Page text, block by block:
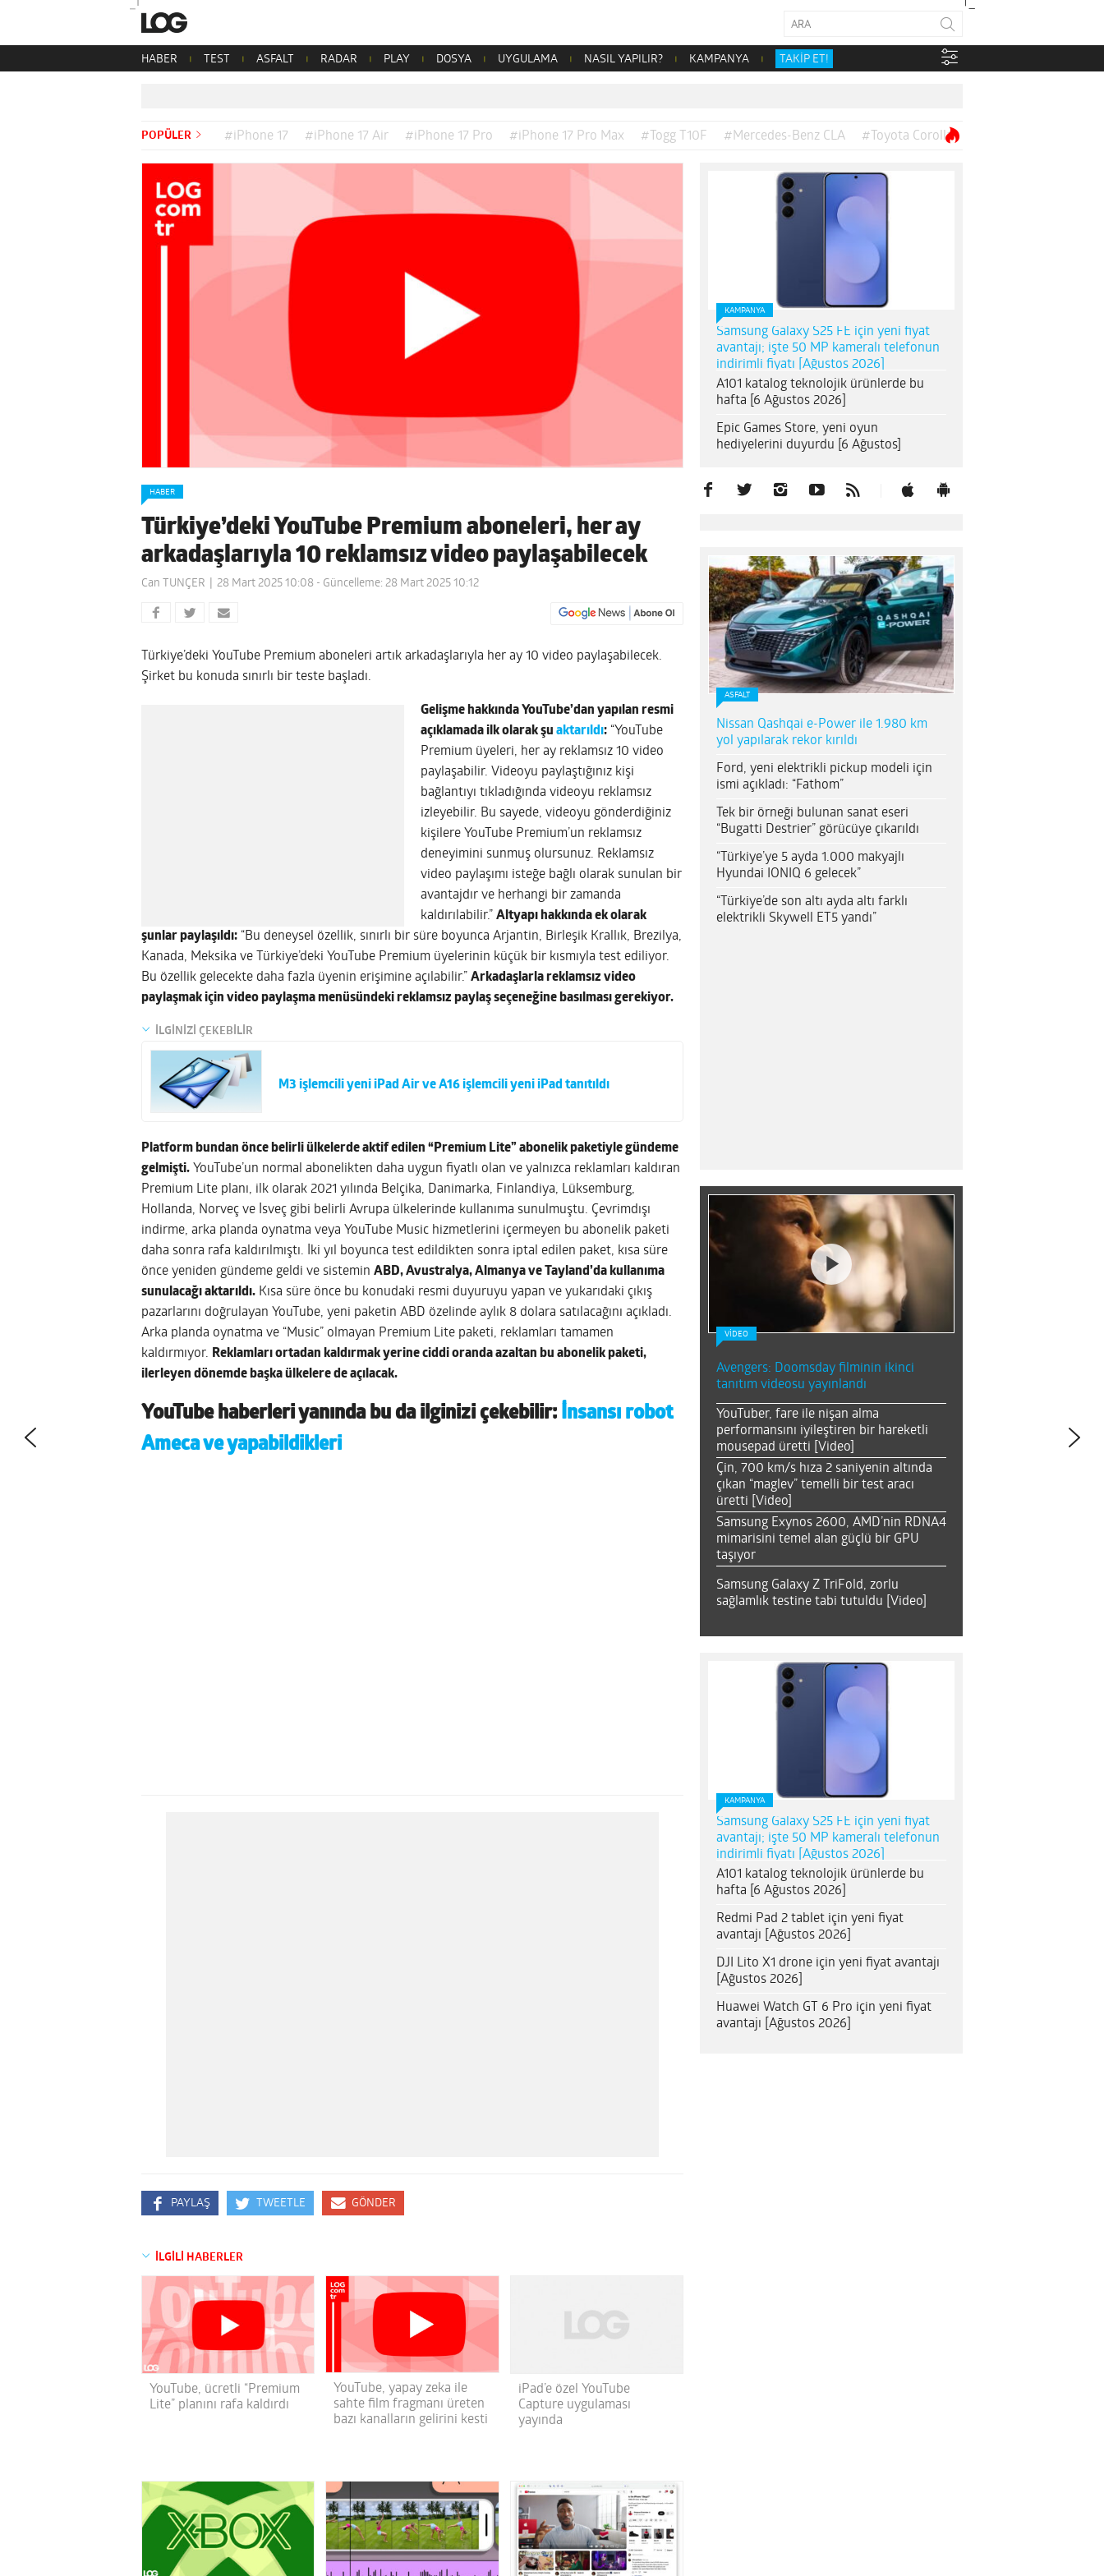
HABER TEST ASFALT RADAR PLAY DOSYA UYGULAMA NASIL YAPILIR? KAMPANYA TAKİP ET!
POPÜLER #iPhone 17 #iPhone 17 Air #iPhone 17 Pro #iPhone 17 Pro Max #Togg T10F #Mercedes-Benz CLA #Toyota Corolla
HABER
Türkiye’deki YouTube Premium aboneleri, her ay
arkadaşlarıyla 10 reklamsız video paylaşabilecek
Can TUNÇER 28 Mart 2025 10:08 - Güncelleme: 28 Mart 2025 10:12
Türkiye’deki YouTube Premium aboneleri artık arkadaşlarıyla her ay 10 video paylaşabilecek.
Şirket bu konuda sınırlı bir teste başladı.
Gelişme hakkında YouTube’dan yapılan resmi
açıklamada ilk olarak şu aktarıldı: “YouTube
Premium üyeleri, her ay reklamsız 10 video
paylaşabilir. Videoyu paylaştığınız kişi
bağlantıyı tıkladığında videoyu reklamsız
izleyebilir. Bu sayede, videoyu gönderdiğiniz
kişilere YouTube Premium’un reklamsız
deneyimini sunmuş olursunuz. Reklamsız
video paylaşımı isteğe bağlı olarak sunulan bir
avantajdır ve herhangi bir zamanda
kaldırılabilir.” Altyapı hakkında ek olarak
şunlar paylaşıldı: “Bu deneysel özellik, sınırlı bir süre boyunca Arjantin, Birleşik Krallık, Brezilya,
Kanada, Meksika ve Türkiye’deki YouTube Premium üyelerinin küçük bir kısmıyla test ediliyor.
Bu özellik gelecekte daha fazla üyenin erişimine açılabilir.” Arkadaşlarla reklamsız video
paylaşmak için video paylaşma menüsündeki reklamsız paylaş seçeneğine basılması gerekiyor.
İLGİNİZİ ÇEKEBİLİR
M3 işlemcili yeni iPad Air ve A16 işlemcili yeni iPad tanıtıldı
Platform bundan önce belirli ülkelerde aktif edilen “Premium Lite” abonelik paketiyle gündeme
gelmişti. YouTube’un normal abonelikten daha uygun fiyatlı olan ve yalnızca reklamları kaldıran
Premium Lite planı, ilk olarak 2021 yılında Belçika, Danimarka, Finlandiya, Lüksemburg,
Hollanda, Norveç ve İsveç gibi belirli Avrupa ülkelerinde kullanıma sunulmuştu. Çevrimdışı
indirme, arka planda oynatma veya YouTube Music hizmetlerini içermeyen bu abonelik paketi
daha sonra rafa kaldırılmıştı. İki yıl boyunca test edildikten sonra iptal edilen paket, kısa süre
önce yeniden gündeme geldi ve sistemin ABD, Avustralya, Almanya ve Tayland’da kullanıma
sunulacağı aktarıldı. Kısa süre önce bu konudaki resmi duyuruyu yapan ve yukarıdaki çıkış
pazarlarını doğrulayan YouTube, yeni paketin ABD özelinde aylık 8 dolara satılacağını açıkladı.
Arka planda oynatma ve “Music” olmayan Premium Lite paketi, reklamları tamamen
kaldırmıyor. Reklamları ortadan kaldırmak yerine ciddi oranda azaltan bu abonelik paketi,
ilerleyen dönemde başka ülkelere de açılacak.
YouTube haberleri yanında bu da ilginizi çekebilir: İnsansı robot
Ameca ve yapabildikleri
PAYLAŞ TWEETLE GÖNDER
İLGİLİ HABERLER
YouTube, ücretli “Premium
Lite” planını rafa kaldırdı
YouTube, yapay zeka ile
sahte film fragmanı üreten
bazı kanalların gelirini kesti
iPad’e özel YouTube
Capture uygulaması
yayında
KAMPANYA
Samsung Galaxy S25 FE için yeni fiyat
avantajı; işte 50 MP kameralı telefonun
indirimli fiyatı [Ağustos 2026]
A101 katalog teknolojik ürünlerde bu
hafta [6 Ağustos 2026]
Epic Games Store, yeni oyun
hediyelerini duyurdu [6 Ağustos]
ASFALT
Nissan Qashqai e-Power ile 1.980 km
yol yapılarak rekor kırıldı
Ford, yeni elektrikli pickup modeli için
ismi açıkladı: “Fathom”
Tek bir örneği bulunan sanat eseri
“Bugatti Destrier” görücüye çıkarıldı
“Türkiye’ye 5 ayda 1.000 makyajlı
Hyundai IONIQ 6 gelecek”
“Türkiye’de son altı ayda altı farklı
elektrikli Skywell ET5 yandı”
VİDEO
Avengers: Doomsday filminin ikinci
tanıtım videosu yayınlandı
YouTuber, fare ile nişan alma
performansını iyileştiren bir hareketli
mousepad üretti [Video]
Çin, 700 km/s hıza 2 saniyenin altında
çıkan “maglev” temelli bir test aracı
üretti [Video]
Samsung Exynos 2600, AMD’nin RDNA4
mimarisini temel alan güçlü bir GPU
taşıyor
Samsung Galaxy Z TriFold, zorlu
sağlamlık testine tabi tutuldu [Video]
KAMPANYA
Samsung Galaxy S25 FE için yeni fiyat
avantajı; işte 50 MP kameralı telefonun
indirimli fiyatı [Ağustos 2026]
A101 katalog teknolojik ürünlerde bu
hafta [6 Ağustos 2026]
Redmi Pad 2 tablet için yeni fiyat
avantajı [Ağustos 2026]
DJI Lito X1 drone için yeni fiyat avantajı
[Ağustos 2026]
Huawei Watch GT 6 Pro için yeni fiyat
avantajı [Ağustos 2026]